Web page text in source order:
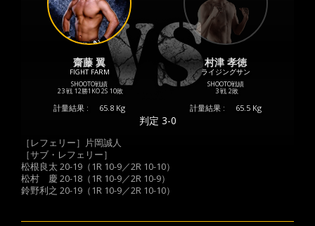
齋藤 翼
FIGHT FARM
SHOOTO戦績
23 戦 12勝1KO 2S 10敗
計量結果 : 65.8 Kg
村津 孝徳
ライジングサン
SHOOTO戦績
3 戦 2敗
計量結果 : 65.5 Kg
判定 3-0
［レフェリー］片岡誠人
［サブ・レフェリー］
松根良太 20-19（1R 10-9／2R 10-10）
松村 慶 20-18（1R 10-9／2R 10-9）
鈴野利之 20-19（1R 10-9／2R 10-10）